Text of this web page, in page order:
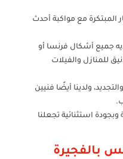
المبتكرة مع مواكبة أحدث
جميع أشكال فرنسا أو
للمنازل والفيلات
ولدينا أيضًا فنيين
استثنائية تجعلنا
بالفجيرة